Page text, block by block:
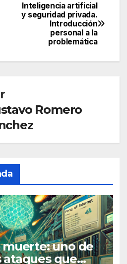
Inteligencia artificial
y seguridad privada.
Introducción
personal a la
problemática
Romero
muerte: uno de
que